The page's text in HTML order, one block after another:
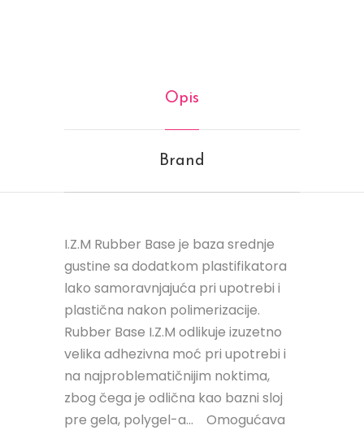
Opis
Brand
I.Z.M Rubber Base je baza srednje
gustine sa dodatkom plastifikatora
lako samoravnjajuća pri upotrebi i
plastična nakon polimerizacije.
Rubber Base I.Z.M odlikuje izuzetno
velika adhezivna moć pri upotrebi i
na najproblematičnijim noktima,
zbog čega je odlična kao bazni sloj
pre gela, polygel-a...⠀ Omogućava